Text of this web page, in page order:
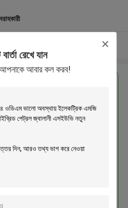
রেখে যান
আবার কল করব!
ওডিএম ভালো অবস্থায় ইলেকট্রিক
কার এমজি ওয়ান ৫ সিট ১.৫টি হাইব্রিড
জ্বালানী এসইউভি নতুন গাড়ি